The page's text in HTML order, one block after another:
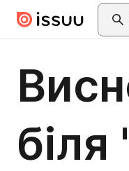
Skip to main contentSearch
біля